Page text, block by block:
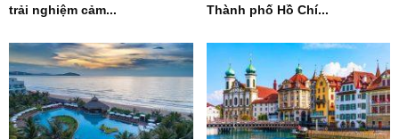
trải nghiệm cảm...
Thành phố Hồ Chí...